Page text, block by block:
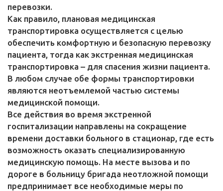
перевозки.
Как правило, плановая медицинская
транспортировка осуществляется с целью
обеспечить комфортную и безопасную перевозку
пациента, тогда как экстренная медицинская
транспортировка – для спасения жизни пациента.
В любом случае обе формы транспортировки
являются неотъемлемой частью системы
медицинской помощи.
Все действия во время экстренной
госпитализации направлены на сокращение
времени доставки больного в стационар, где есть
возможность оказать специализированную
медицинскую помощь. На месте вызова и по
дороге в больницу бригада неотложной помощи
предпринимает все необходимые меры по